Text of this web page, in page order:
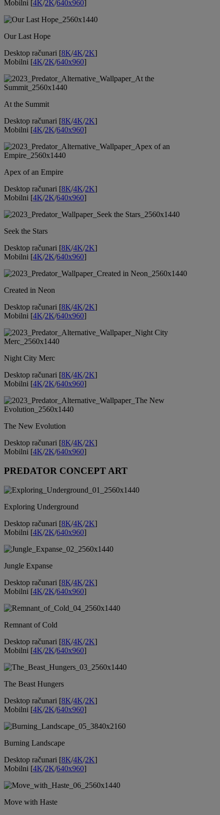
Mobilni [4K/2K/640x960]
Our Last Hope
Desktop računari [8K/4K/2K]
Mobilni [4K/2K/640x960]
At the Summit
Desktop računari [8K/4K/2K]
Mobilni [4K/2K/640x960]
Apex of an Empire
Desktop računari [8K/4K/2K]
Mobilni [4K/2K/640x960]
Seek the Stars
Desktop računari [8K/4K/2K]
Mobilni [4K/2K/640x960]
Created in Neon
Desktop računari [8K/4K/2K]
Mobilni [4K/2K/640x960]
Night City Merc
Desktop računari [8K/4K/2K]
Mobilni [4K/2K/640x960]
The New Evolution
Desktop računari [8K/4K/2K]
Mobilni [4K/2K/640x960]
PREDATOR CONCEPT ART
Exploring Underground
Desktop računari [8K/4K/2K]
Mobilni [4K/2K/640x960]
Jungle Expanse
Desktop računari [8K/4K/2K]
Mobilni [4K/2K/640x960]
Remnant of Cold
Desktop računari [8K/4K/2K]
Mobilni [4K/2K/640x960]
The Beast Hungers
Desktop računari [8K/4K/2K]
Mobilni [4K/2K/640x960]
Burning Landscape
Desktop računari [8K/4K/2K]
Mobilni [4K/2K/640x960]
Move with Haste